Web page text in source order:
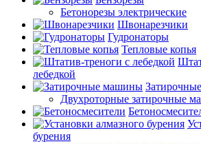
Бетонорезы электрические
Швонарезчики
Гудронаторы
Тепловые копья
лебедкой
Двухроторные затирочные
бурения